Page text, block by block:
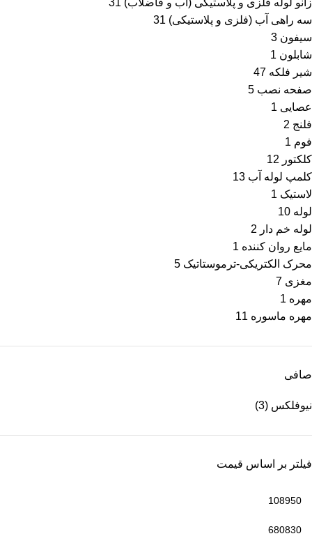
سه راهی آب (فلزی و پلاستیکی) 31
سیفون 3
شابلون 1
شیر فلکه 47
صفحه نصب 5
عصایی 1
فلنج 2
فوم 1
کلکتور 12
کلمپ لوله آب 13
لاستیک 1
لوله 10
لوله خم دار 2
مایع روان کننده 1
محرک الكتریكی-ترموستاتیک 5
مغزی 7
مهره 1
مهره ماسوره 11
صافی
نیوفلکس (3)
فیلتر بر اساس قیمت